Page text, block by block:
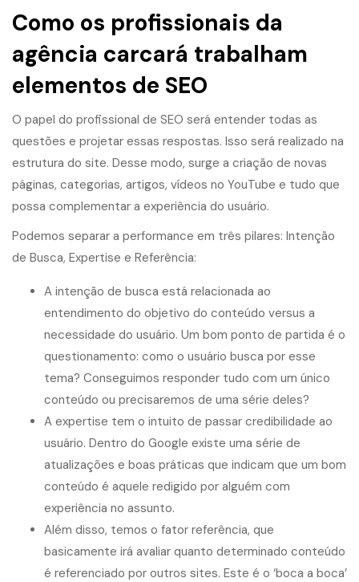
Como os profissionais da
agência carcará trabalham
elementos de SEO
O papel do profissional de SEO será entender todas as
questões e projetar essas respostas. Isso será realizado na
estrutura do site. Desse modo, surge a criação de novas
páginas, categorias, artigos, vídeos no YouTube e tudo que
possa complementar a experiência do usuário.
Podemos separar a performance em três pilares: Intenção
de Busca, Expertise e Referência:
A intenção de busca está relacionada ao
entendimento do objetivo do conteúdo versus a
necessidade do usuário. Um bom ponto de partida é o
questionamento: como o usuário busca por esse
tema? Conseguimos responder tudo com um único
conteúdo ou precisaremos de uma série deles?
A expertise tem o intuito de passar credibilidade ao
usuário. Dentro do Google existe uma série de
atualizações e boas práticas que indicam que um bom
conteúdo é aquele redigido por alguém com
experiência no assunto.
Além disso, temos o fator referência, que
basicamente irá avaliar quanto determinado conteúdo
é referenciado por outros sites. Este é o ‘boca a boca’